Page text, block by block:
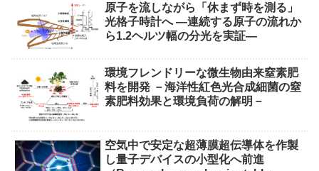
原子を流しながら「休まず時を測る」
光格子時計へ ―連続する原子の流れか
ら1.2ヘルツ幅の分光を実証―
環境フレンドリーな微生物由来窒素肥
料を開発 －海洋性紅色光合成細菌の窒
素肥料効果と環境負荷の解明－
空気中で安定な超薄膜超伝導体を作製
し量子デバイスの小型化へ前進